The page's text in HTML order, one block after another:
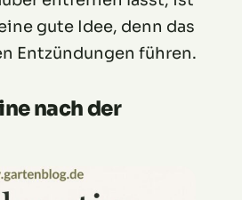
gute Idee, denn das
Entzündungen führen.
nach der